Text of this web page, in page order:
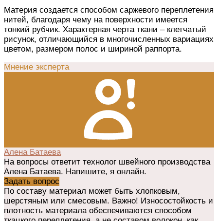
Материя создается способом саржевого переплетения
нитей, благодаря чему на поверхности имеется
тонкий рубчик. Характерная черта ткани – клетчатый
рисунок, отличающийся в многочисленных вариациях
цветом, размером полос и шириной раппорта.
Мнение эксперта
Алена Батаева
На вопросы ответит технолог швейного производства
Алена Батаева. Напишите, я онлайн.
Задать вопрос
По составу материал может быть хлопковым,
шерстяным или смесовым. Важно! Износостойкость и
плотность материала обеспечиваются способом